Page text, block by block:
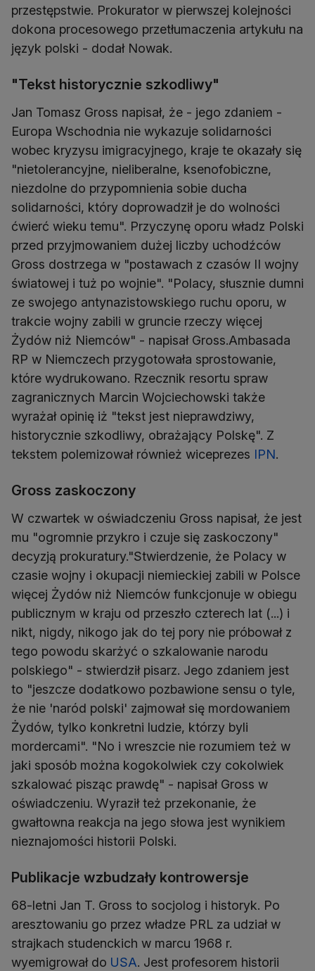
przestępstwie. Prokurator w pierwszej kolejności
dokona procesowego przetłumaczenia artykułu na
język polski - dodał Nowak.
"Tekst historycznie szkodliwy"
Jan Tomasz Gross napisał, że - jego zdaniem -
Europa Wschodnia nie wykazuje solidarności
wobec kryzysu imigracyjnego, kraje te okazały się
"nietolerancyjne, nieliberalne, ksenofobiczne,
niezdolne do przypomnienia sobie ducha
solidarności, który doprowadził je do wolności
ćwierć wieku temu". Przyczynę oporu władz Polski
przed przyjmowaniem dużej liczby uchodźców
Gross dostrzega w "postawach z czasów II wojny
światowej i tuż po wojnie". "Polacy, słusznie dumni
ze swojego antynazistowskiego ruchu oporu, w
trakcie wojny zabili w gruncie rzeczy więcej
Żydów niż Niemców" - napisał Gross.Ambasada
RP w Niemczech przygotowała sprostowanie,
które wydrukowano. Rzecznik resortu spraw
zagranicznych Marcin Wojciechowski także
wyrażał opinię iż "tekst jest nieprawdziwy,
historycznie szkodliwy, obrażający Polskę". Z
tekstem polemizował również wiceprezes IPN.
Gross zaskoczony
W czwartek w oświadczeniu Gross napisał, że jest
mu "ogromnie przykro i czuje się zaskoczony"
decyzją prokuratury."Stwierdzenie, że Polacy w
czasie wojny i okupacji niemieckiej zabili w Polsce
więcej Żydów niż Niemców funkcjonuje w obiegu
publicznym w kraju od przeszło czterech lat (...) i
nikt, nigdy, nikogo jak do tej pory nie próbował z
tego powodu skarżyć o szkalowanie narodu
polskiego" - stwierdził pisarz. Jego zdaniem jest
to "jeszcze dodatkowo pozbawione sensu o tyle,
że nie 'naród polski' zajmował się mordowaniem
Żydów, tylko konkretni ludzie, którzy byli
mordercami". "No i wreszcie nie rozumiem też w
jaki sposób można kogokolwiek czy cokolwiek
szkalować pisząc prawdę" - napisał Gross w
oświadczeniu. Wyraził też przekonanie, że
gwałtowna reakcja na jego słowa jest wynikiem
nieznajomości historii Polski.
Publikacje wzbudzały kontrowersje
68-letni Jan T. Gross to socjolog i historyk. Po
aresztowaniu go przez władze PRL za udział w
strajkach studenckich w marcu 1968 r.
wyemigrował do USA. Jest profesorem historii